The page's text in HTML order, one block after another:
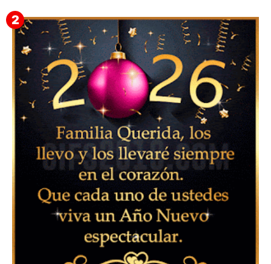
▷ Imágenes 2026 PNG sin Fondo y Transparentes en
3D 【DESCARGAR GRATIS】 ⬇️